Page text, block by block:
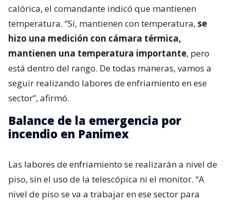
calórica, el comandante indicó que mantienen
temperatura. “Sí, mantienen con temperatura, se
hizo una medición con cámara térmica,
mantienen una temperatura importante, pero
está dentro del rango. De todas maneras, vamos a
seguir realizando labores de enfriamiento en ese
sector”, afirmó.
Balance de la emergencia por
incendio en Panimex
Las labores de enfriamiento se realizarán a nivel de
piso, sin el uso de la telescópica ni el monitor. “A
nivel de piso se va a trabajar en ese sector para